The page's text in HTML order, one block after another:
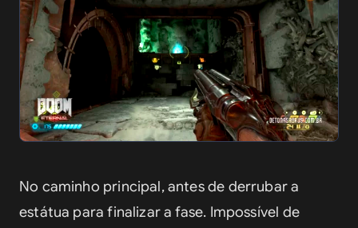
No caminho principal, antes de derrubar a
estátua para finalizar a fase. Impossível de